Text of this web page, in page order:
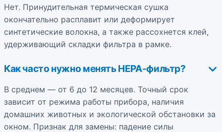
Нет. Принудительная термическая сушка
окончательно расплавит или деформирует
синтетические волокна, а также рассохнется клей,
удерживающий складки фильтра в рамке.
Как часто нужно менять HEPA-фильтр?
В среднем — от 6 до 12 месяцев. Точный срок
зависит от режима работы прибора, наличия
домашних животных и экологической обстановки за
окном. Признак для замены: падение силы